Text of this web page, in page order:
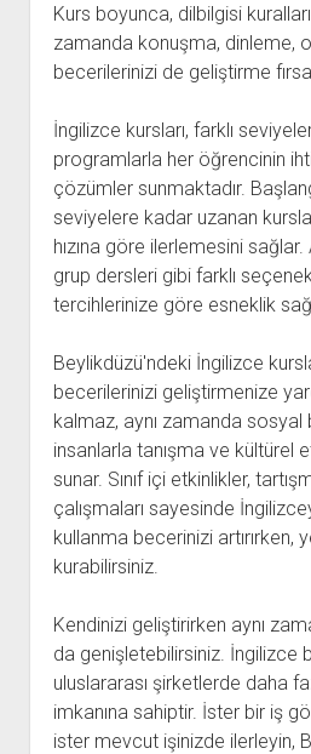
Kurs boyunca, dilbilgisi
zamanda konuşma, dinleme,
becerilerinizi de geliştirme
İngilizce kursları, farklı
programlarla her öğrencinin
çözümler sunmaktadır.
seviyelere kadar uzanan
hızına göre ilerlemesini
grup dersleri gibi farklı
tercihlerinize göre esneklik
Beylikdüzü'ndeki İngilizce
becerilerinizi geliştirmenize
kalmaz, aynı zamanda
insanlarla tanışma ve kültürel
sunar. Sınıf içi etkinlikler,
çalışmaları sayesinde
kullanma becerinizi artırırken,
kurabilirsiniz.
Kendinizi geliştirirken aynı
da genişletebilirsiniz. İngilizce
uluslararası şirketlerde daha
imkanına sahiptir. İster bir iş
ister mevcut işinizde ilerleyin,